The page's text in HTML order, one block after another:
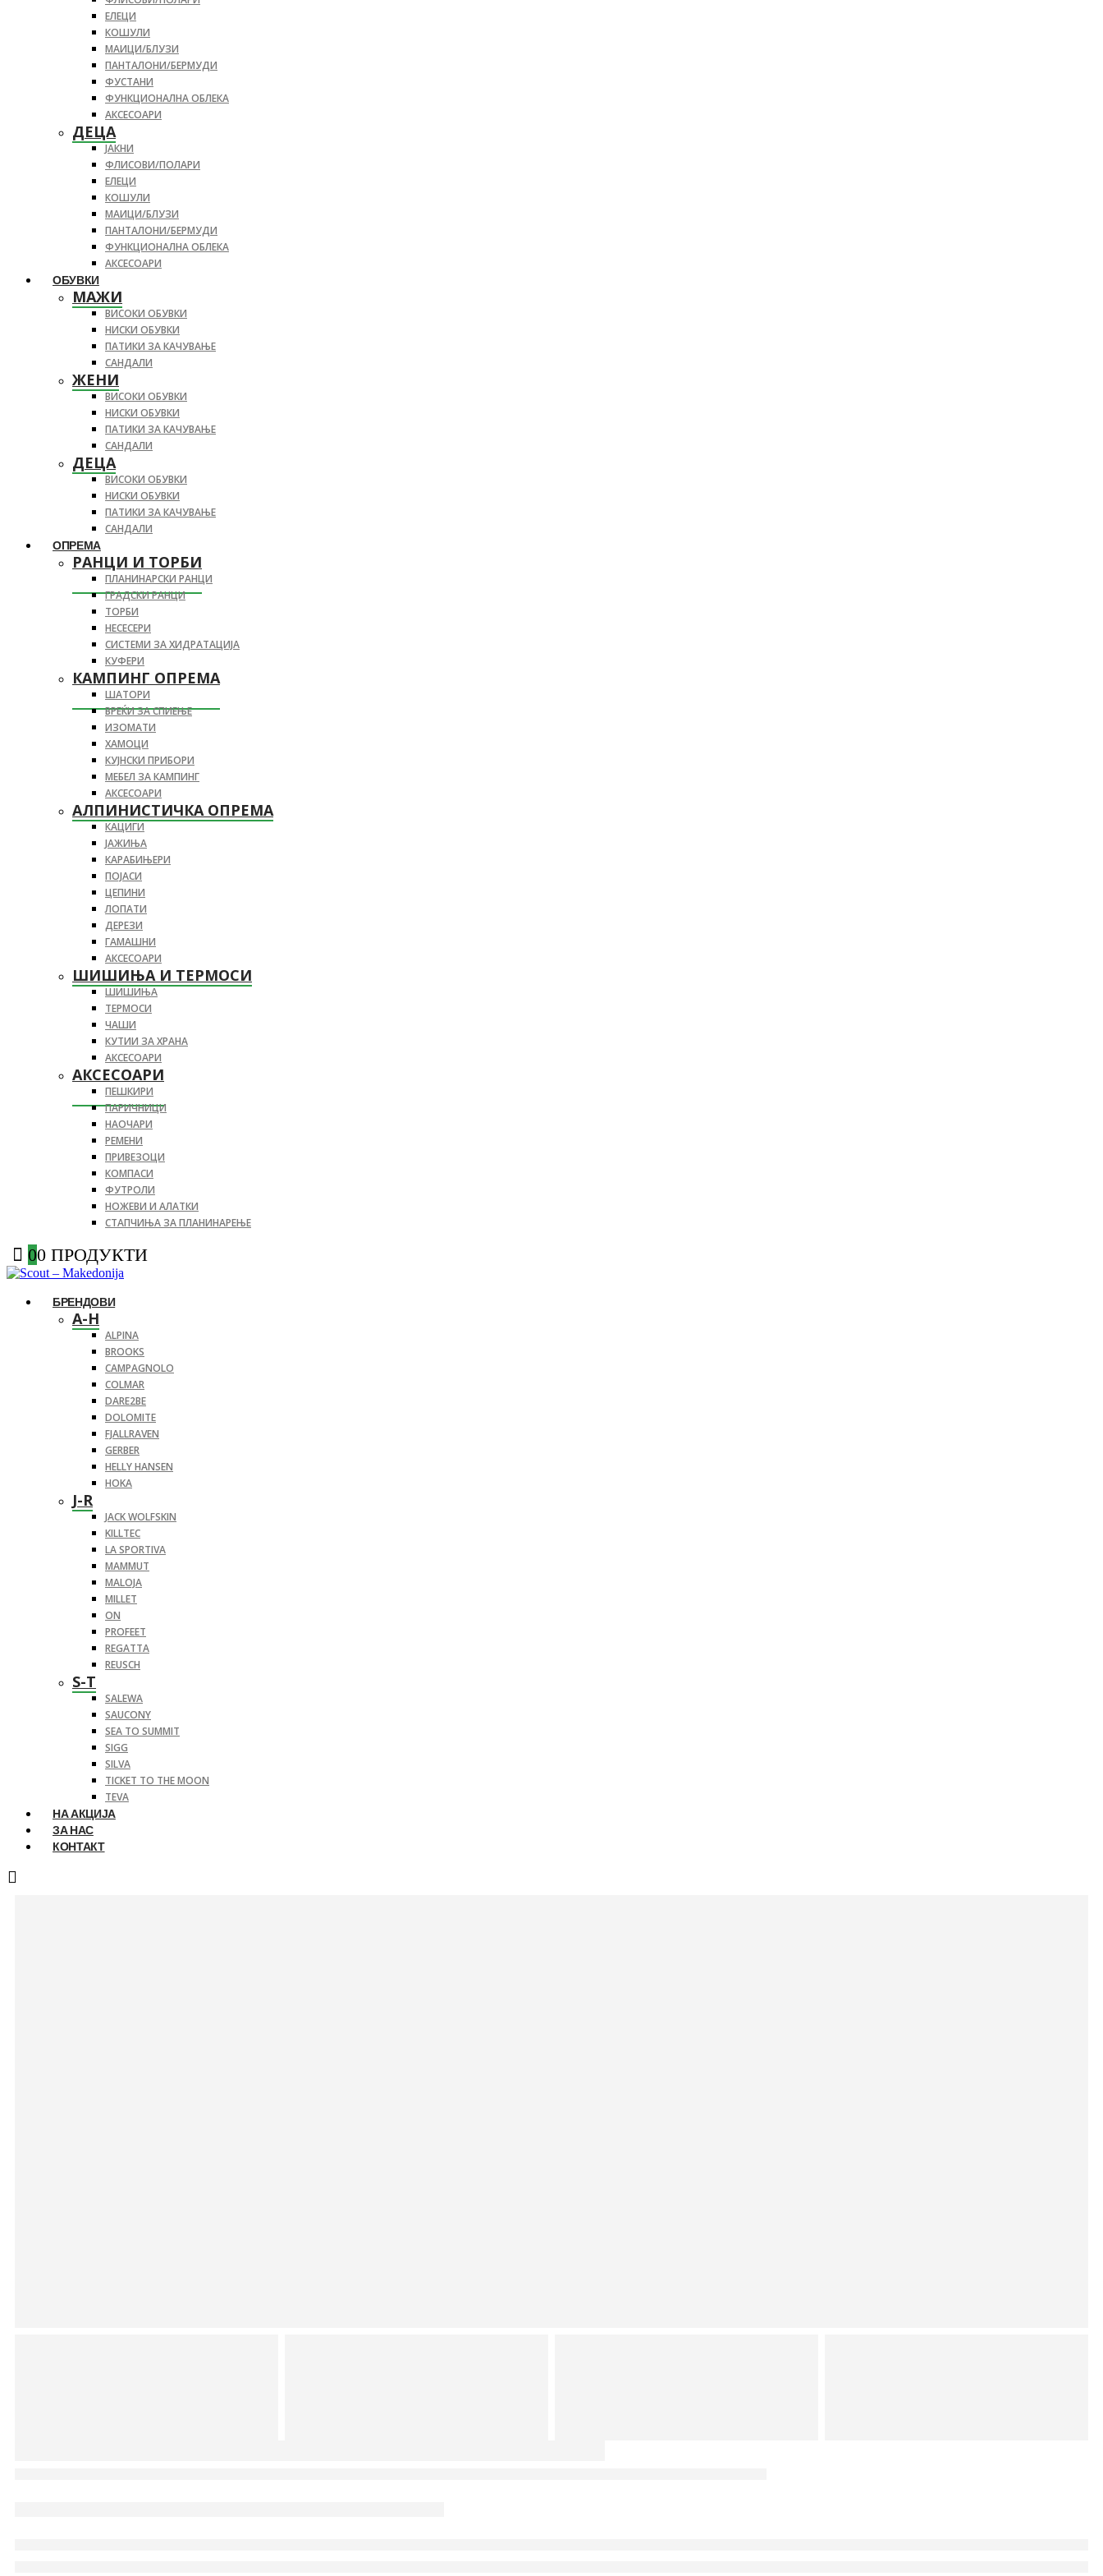
ЕЛЕЦИ
КОШУЛИ
МАИЦИ/БЛУЗИ
ПАНТАЛОНИ/БЕРМУДИ
ФУСТАНИ
ФУНКЦИОНАЛНА ОБЛЕКА
АКСЕСОАРИ
ДЕЦА
ЈАКНИ
ФЛИСОВИ/ПОЛАРИ
ЕЛЕЦИ
КОШУЛИ
МАИЦИ/БЛУЗИ
ПАНТАЛОНИ/БЕРМУДИ
ФУНКЦИОНАЛНА ОБЛЕКА
АКСЕСОАРИ
ОБУВКИ
МАЖИ
ВИСОКИ ОБУВКИ
НИСКИ ОБУВКИ
ПАТИКИ ЗА КАЧУВАЊЕ
САНДАЛИ
ЖЕНИ
ВИСОКИ ОБУВКИ
НИСКИ ОБУВКИ
ПАТИКИ ЗА КАЧУВАЊЕ
САНДАЛИ
ДЕЦА
ВИСОКИ ОБУВКИ
НИСКИ ОБУВКИ
ПАТИКИ ЗА КАЧУВАЊЕ
САНДАЛИ
ОПРЕМА
РАНЦИ И ТОРБИ
ПЛАНИНАРСКИ РАНЦИ
ГРАДСКИ РАНЦИ
ТОРБИ
НЕСЕСЕРИ
СИСТЕМИ ЗА ХИДРАТАЦИЈА
КУФЕРИ
КАМПИНГ ОПРЕМА
ШАТОРИ
ВРЕЌИ ЗА СПИЕЊЕ
ИЗОМАТИ
ХАМОЦИ
КУЈНСКИ ПРИБОРИ
МЕБЕЛ ЗА КАМПИНГ
АКСЕСОАРИ
АЛПИНИСТИЧКА ОПРЕМА
КАЦИГИ
ЈАЖИЊА
КАРАБИЊЕРИ
ПОЈАСИ
ЦЕПИНИ
ЛОПАТИ
ДЕРЕЗИ
ГАМАШНИ
АКСЕСОАРИ
ШИШИЊА И ТЕРМОСИ
ШИШИЊА
ТЕРМОСИ
ЧАШИ
КУТИИ ЗА ХРАНА
АКСЕСОАРИ
АКСЕСОАРИ
ПЕШКИРИ
ПАРИЧНИЦИ
НАОЧАРИ
РЕМЕНИ
ПРИВЕЗОЦИ
КОМПАСИ
ФУТРОЛИ
НОЖЕВИ И АЛАТКИ
СТАПЧИЊА ЗА ПЛАНИНАРЕЊЕ
00 ПРОДУКТИ
БРЕНДОВИ
A-H
ALPINA
BROOKS
CAMPAGNOLO
COLMAR
DARE2BE
DOLOMITE
FJALLRAVEN
GERBER
HELLY HANSEN
HOKA
J-R
JACK WOLFSKIN
KILLTEC
LA SPORTIVA
MAMMUT
MALOJA
MILLET
ON
PROFEET
REGATTA
REUSCH
S-T
SALEWA
SAUCONY
SEA TO SUMMIT
SIGG
SILVA
TICKET TO THE MOON
TEVA
НА АКЦИЈА
ЗА НАС
КОНТАКТ